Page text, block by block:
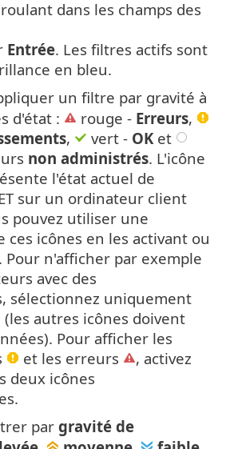
dans les champs des
Entrée. Les filtres actifs sont
en bleu.
un filtre par gravité à
d'état :
rouge - Erreurs,
, vert - OK et
non administrés. L'icône
l'état actuel de
sur un ordinateur client
pouvez utiliser une
ces icônes en les activant ou
Pour n'afficher par exemple
avec des
sélectionnez uniquement
(les autres icônes doivent
Pour afficher les
et les erreurs
, activez
deux icônes
pargravité de